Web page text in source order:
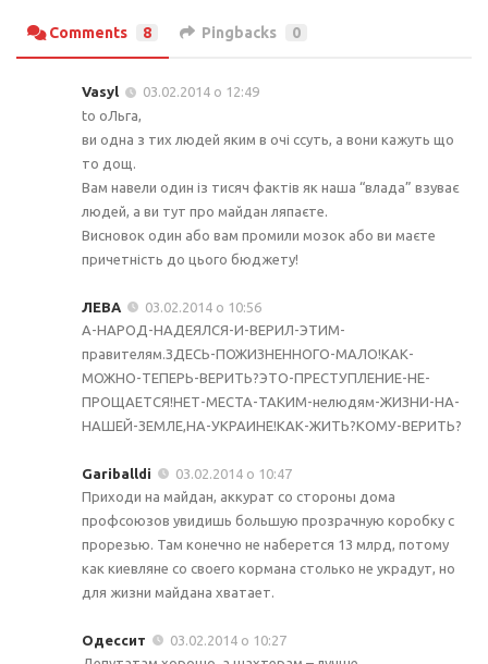
Comments 8 Pingbacks 0
Vasyl
03.02.2014 о 12:49
to оЛьга,
ви одна з тих людей яким в очі ссуть, а вони кажуть що
то дощ.
Вам навели один із тисяч фактів як наша “влада” взуває
людей, а ви тут про майдан ляпаєте.
Висновок один або вам промили мозок або ви маєте
причетність до цього бюджету!
ЛЕВА
03.02.2014 о 10:56
А-НАРОД-НАДЕЯЛСЯ-И-ВЕРИЛ-ЭТИМ-
правителям.ЗДЕСЬ-ПОЖИЗНЕННОГО-МАЛО!КАК-
МОЖНО-ТЕПЕРЬ-ВЕРИТЬ?ЭТО-ПРЕСТУПЛЕНИЕ-НЕ-
ПРОЩАЕТСЯ!НЕТ-МЕСТА-ТАКИМ-нелюдям-ЖИЗНИ-НА-
НАШЕЙ-ЗЕМЛЕ,НА-УКРАИНЕ!КАК-ЖИТЬ?КОМУ-ВЕРИТЬ?
Gariballdi
03.02.2014 о 10:47
Приходи на майдан, аккурат со стороны дома
профсоюзов увидишь большую прозрачную коробку с
прорезью. Там конечно не наберется 13 млрд, потому
как киевляне со своего кормана столько не украдут, но
для жизни майдана хватает.
Одессит
03.02.2014 о 10:27